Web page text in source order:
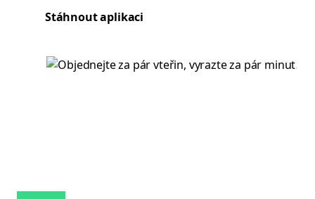
Stáhnout aplikaci